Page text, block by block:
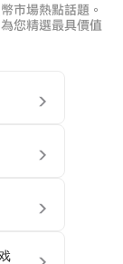
市場熱點話題。
您精選最具價值